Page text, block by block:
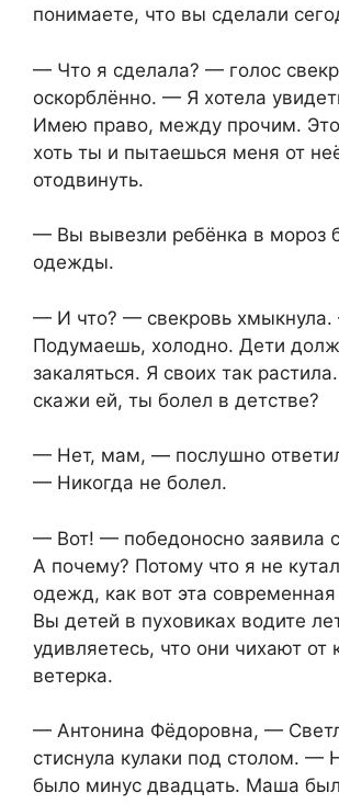
понимаете, что вы сделали
— Что я сделала? — голос
оскорблённо. — Я хотела
Имею право, между прочим.
хоть ты и пытаешься меня от
отодвинуть.
— Вы вывезли ребёнка в мороз
одежды.
— И что? — свекровь
Подумаешь, холодно. Дети
закаляться. Я своих так
скажи ей, ты болел в детстве?
— Нет, мам, — послушно
— Никогда не болел.
— Вот! — победоносно заявила
А почему? Потому что я не
одежд, как вот эта
Вы детей в пуховиках водите
удивляетесь, что они чихают от
ветерка.
— Антонина Фёдоровна, —
стиснула кулаки под столом. —
было минус двадцать. Маша